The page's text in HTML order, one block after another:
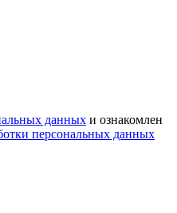
данных и ознакомлен
персональных данных